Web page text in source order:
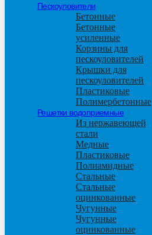
Пескоуловители
Бетонные
Бетонные
усиленные
Корзины для
пескоуловителей
Крышки для
пескоуловителей
Пластиковые
Полимербетонные
Решетки водоприемные
Из нержавеющей
стали
Медные
Пластиковые
Полиамидные
Стальные
Стальные
оцинкованные
Чугунные
Чугунные
оцинкованные